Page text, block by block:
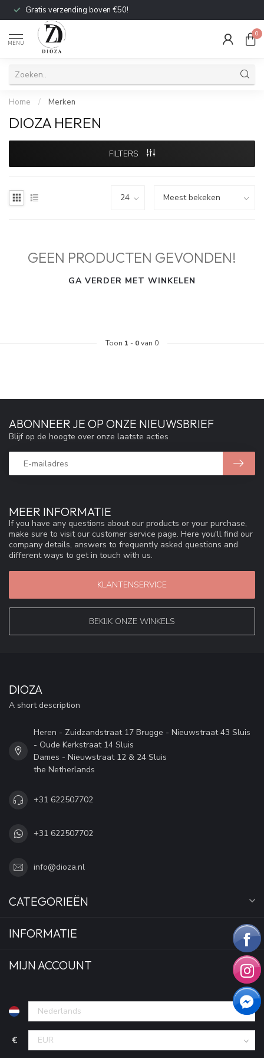
Gratis verzending boven €50!
MENU
0
Home / Merken
DIOZA HEREN
FILTERS
GEEN PRODUCTEN GEVONDEN!
GA VERDER MET WINKELEN
Toon 1 - 0van 0
MEER INFORMATIE
If you have any questions about our products or your purchase,
make sure to visit our customer service page. Here you'll find our
company details, answers to frequently asked questions and
different ways to get in touch with us.
KLANTENSERVICE
BEKIJK ONZE WINKELS
ABONNEER JE OP ONZE NIEUWSBRIEF
Blijf op de hoogte over onze laatste acties
DIOZA
A short description
Heren - Zuidzandstraat 17 Brugge - Nieuwstraat 43 Sluis
- Oude Kerkstraat 14 Sluis
Dames - Nieuwstraat 12 & 24 Sluis
the Netherlands
+31 622507702
+31 622507702
info@dioza.nl
CATEGORIEËN
INFORMATIE
MIJN ACCOUNT
€